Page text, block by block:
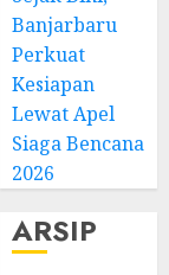
Banjarbaru
Perkuat
Kesiapan
Lewat Apel
Siaga Bencana
2026
ARSIP